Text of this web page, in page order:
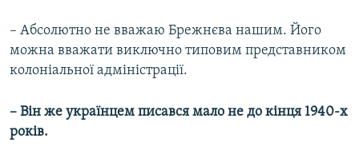
– Абсолютно не вважаю Брежнєва нашим. Його
можна вважати виключно типовим представником
колоніальної адміністрації.
– Він же українцем писався мало не до кінця 1940-х
років.